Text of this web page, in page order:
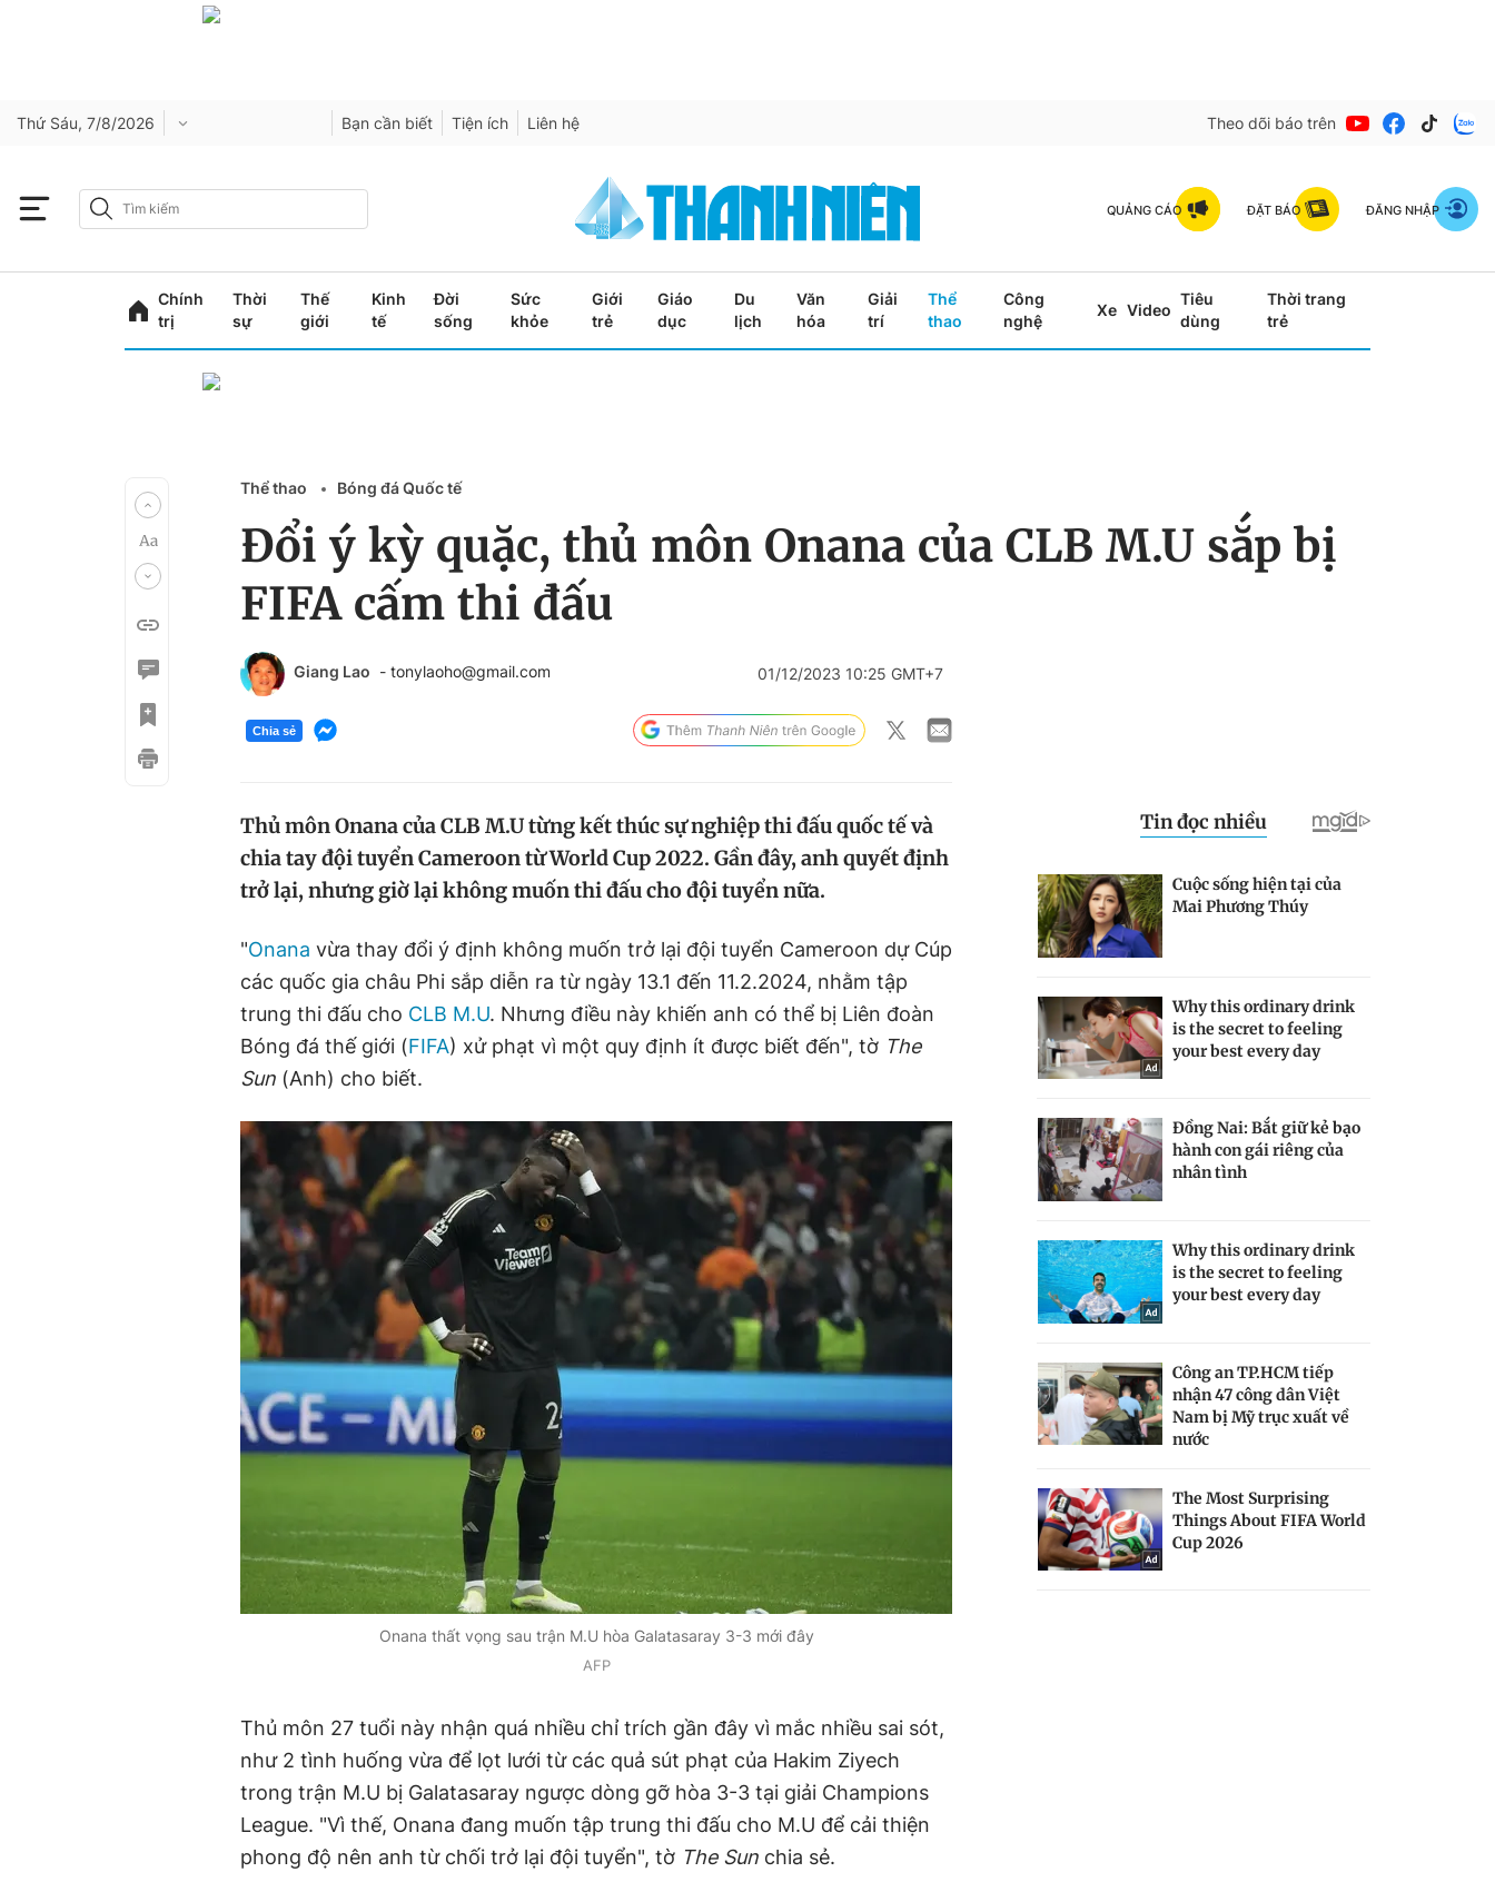
Thứ Sáu, 7/8/2026 Bạn cần biết Tiện ích Liên hệ Theo dõi báo trên
QUẢNG CÁO ĐẶT BÁO ĐĂNG NHẬP
Chính
trị
Thời
sự
Thế
giới
Kinh
tế
Đời
sống
Sức
khỏe
Giới
trẻ
Giáo
dục
Du
lịch
Văn
hóa
Giải
trí
Thể
thao
Công
nghệ
Xe Video
Tiêu
dùng
Thời trang
trẻ
Thể thao Bóng đá Quốc tế
Đổi ý kỳ quặc, thủ môn Onana của CLB M.U sắp bị
FIFA cấm thi đấu
Giang Lao - tonylaoho@gmail.com 01/12/2023 10:25 GMT+7
Chia sẻ
Thủ môn Onana của CLB M.U từng kết thúc sự nghiệp thi đấu quốc tế và
chia tay đội tuyển Cameroon từ World Cup 2022. Gần đây, anh quyết định
trở lại, nhưng giờ lại không muốn thi đấu cho đội tuyển nữa.
"Onana vừa thay đổi ý định không muốn trở lại đội tuyển Cameroon dự Cúp
các quốc gia châu Phi sắp diễn ra từ ngày 13.1 đến 11.2.2024, nhằm tập
trung thi đấu cho CLB M.U. Nhưng điều này khiến anh có thể bị Liên đoàn
Bóng đá thế giới (FIFA) xử phạt vì một quy định ít được biết đến", tờ The
Sun (Anh) cho biết.
Onana thất vọng sau trận M.U hòa Galatasaray 3-3 mới đây
AFP
Thủ môn 27 tuổi này nhận quá nhiều chỉ trích gần đây vì mắc nhiều sai sót,
như 2 tình huống vừa để lọt lưới từ các quả sút phạt của Hakim Ziyech
trong trận M.U bị Galatasaray ngược dòng gỡ hòa 3-3 tại giải Champions
League. "Vì thế, Onana đang muốn tập trung thi đấu cho M.U để cải thiện
phong độ nên anh từ chối trở lại đội tuyển", tờ The Sun chia sẻ.